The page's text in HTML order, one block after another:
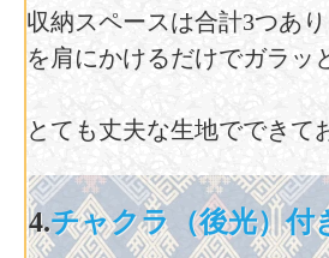
収納スペースは合計3つあ
を肩にかけるだけでガラッ
とても丈夫な生地でできて
4.チャクラ（後光）